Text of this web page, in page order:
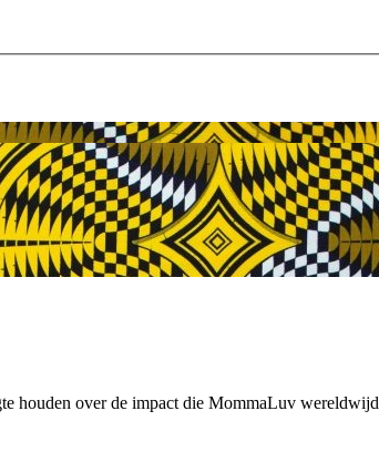
houden over de impact die MommaLuv wereldwijd